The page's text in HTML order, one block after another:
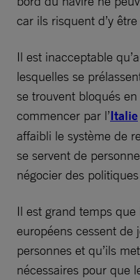
car ils risquent d’y
Il est inacceptable
lesquelles se
se trouvent bloqués
commencer par l’Italie
affaibli le système de
se servent de
négocier des
Il est grand temps
européens cessent de
personnes et qu’ils
nécessaires pour que